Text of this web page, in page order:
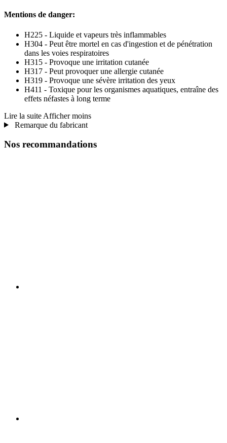
Mentions de danger:
H225 - Liquide et vapeurs très inflammables
H304 - Peut être mortel en cas d'ingestion et de pénétration
dans les voies respiratoires
H315 - Provoque une irritation cutanée
H317 - Peut provoquer une allergie cutanée
H319 - Provoque une sévère irritation des yeux
H411 - Toxique pour les organismes aquatiques, entraîne des
effets néfastes à long terme
Lire la suite Afficher moins
Remarque du fabricant
Nos recommandations